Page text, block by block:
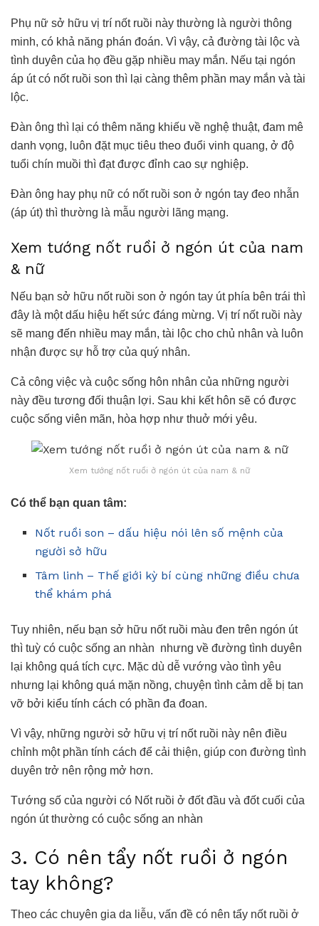
Phụ nữ sở hữu vị trí nốt ruồi này thường là người thông
minh, có khả năng phán đoán. Vì vậy, cả đường tài lộc và
tình duyên của họ đều gặp nhiều may mắn. Nếu tại ngón
áp út có nốt ruồi son thì lại càng thêm phần may mắn và tài
lộc.
Đàn ông thì lại có thêm năng khiếu về nghệ thuật, đam mê
danh vọng, luôn đặt mục tiêu theo đuổi vinh quang, ở độ
tuổi chín muồi thì đạt được đỉnh cao sự nghiệp.
Đàn ông hay phụ nữ có nốt ruồi son ở ngón tay đeo nhẫn
(áp út) thì thường là mẫu người lãng mạng.
Xem tướng nốt ruồi ở ngón út của nam
& nữ
Nếu bạn sở hữu nốt ruồi son ở ngón tay út phía bên trái thì
đây là một dấu hiệu hết sức đáng mừng. Vị trí nốt ruồi này
sẽ mang đến nhiều may mắn, tài lộc cho chủ nhân và luôn
nhận được sự hỗ trợ của quý nhân.
Cả công việc và cuộc sống hôn nhân của những người
này đều tương đối thuận lợi. Sau khi kết hôn sẽ có được
cuộc sống viên mãn, hòa hợp như thuở mới yêu.
Xem tướng nốt ruồi ở ngón út của nam & nữ
Có thể bạn quan tâm:
Nốt ruồi son – dấu hiệu nói lên số mệnh của
người sở hữu
Tâm linh – Thế giới kỳ bí cùng những điều chưa
thể khám phá
Tuy nhiên, nếu bạn sở hữu nốt ruồi màu đen trên ngón út
thì tuỳ có cuộc sống an nhàn nhưng về đường tình duyên
lại không quá tích cực. Mặc dù dễ vướng vào tình yêu
nhưng lại không quá mặn nồng, chuyện tình cảm dễ bị tan
vỡ bởi kiểu tính cách có phần đa đoan.
Vì vậy, những người sở hữu vị trí nốt ruồi này nên điều
chỉnh một phần tính cách để cải thiện, giúp con đường tình
duyên trở nên rộng mở hơn.
Tướng số của người có Nốt ruồi ở đốt đầu và đốt cuối của
ngón út thường có cuộc sống an nhàn
3. Có nên tẩy nốt ruồi ở ngón
tay không?
Theo các chuyên gia da liễu, vấn đề có nên tẩy nốt ruồi ở